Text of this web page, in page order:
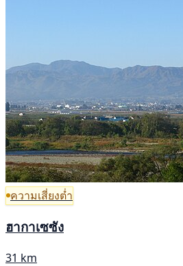
ความเสี่ยงต่ำ
ฮากาเซซัง
31 km